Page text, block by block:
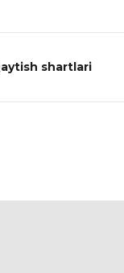
shartlari